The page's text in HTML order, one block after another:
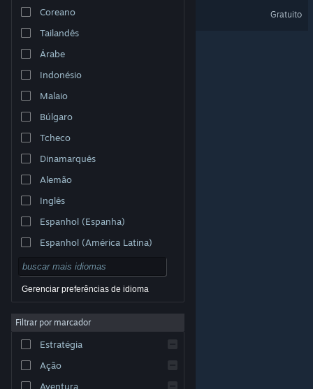
Baixe o aplicativo móvel do Steam
Ver versão para computadores
© Valve Corporation. Todos os direitos reservados.
respectivos donos nos EUA e em outros países.
Acessibilidade
Reembolsos|Cookies
Coreano
Tailandês
Árabe
Indonésio
Malaio
Búlgaro
Tcheco
Dinamarquês
Alemão
Inglês
Espanhol (Espanha)
Espanhol (América Latina)
Gerenciar preferências de idioma
Filtrar por marcador
Estratégia
Ação
Aventura
Gratuito